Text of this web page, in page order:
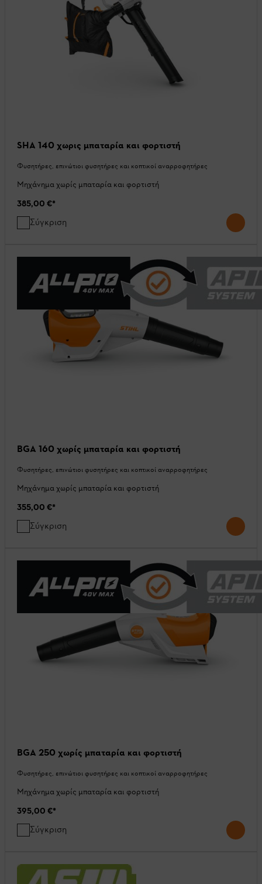
SHA 140 χωρις μπαταρία και φορτιστή
Φυσητήρες, επινώτιοι φυσητήρες και κοπτικοί αναρροφητήρες
Μηχάνημα χωρίς μπαταρία και φορτιστή
385,00 €*
Σύγκριση
BGA 160 χωρίς μπαταρία και φορτιστή
Φυσητήρες, επινώτιοι φυσητήρες και κοπτικοί αναρροφητήρες
Μηχάνημα χωρίς μπαταρία και φορτιστή
355,00 €*
Σύγκριση
BGA 250 χωρίς μπαταρία και φορτιστή
Φυσητήρες, επινώτιοι φυσητήρες και κοπτικοί αναρροφητήρες
Μηχάνημα χωρίς μπαταρία και φορτιστή
395,00 €*
Σύγκριση